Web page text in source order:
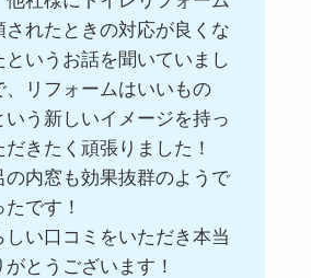
されたときの対応が良くな
というお話を聞いていまし
、リフォームはいいもの
いう新しいイメージを持っ
だきたく頑張りました！
の内窓も効果抜群のようで
たです！
しい口コミをいただき本当
がとうございます！